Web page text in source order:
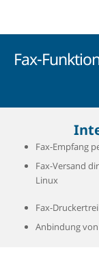
Fax-
Fax-Empfang
Fax-Versand
Linux
Fax-
Anbindung